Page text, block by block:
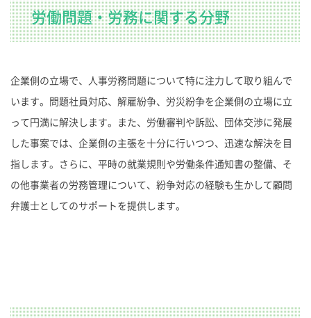
労働問題・労務に関する分野
企業側の立場で、人事労務問題について特に注力して取り組んで
います。問題社員対応、解雇紛争、労災紛争を企業側の立場に立
って円満に解決します。また、労働審判や訴訟、団体交渉に発展
した事案では、企業側の主張を十分に行いつつ、迅速な解決を目
指します。さらに、平時の就業規則や労働条件通知書の整備、そ
の他事業者の労務管理について、紛争対応の経験も生かして顧問
弁護士としてのサポートを提供します。